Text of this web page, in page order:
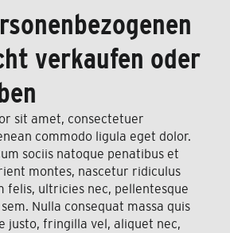
verkaufen oder
sit amet, consectetuer
commodo ligula eget dolor.
sociis natoque penatibus et
montes, nascetur ridiculus
felis, ultricies nec, pellentesque
Nulla consequat massa quis
justo, fringilla vel, aliquet nec,